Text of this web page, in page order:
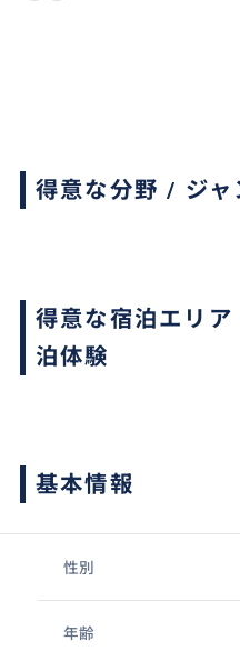
得意な分野 / ジャ
得意な宿泊エリ
泊体験
基本情報
性別
年齢